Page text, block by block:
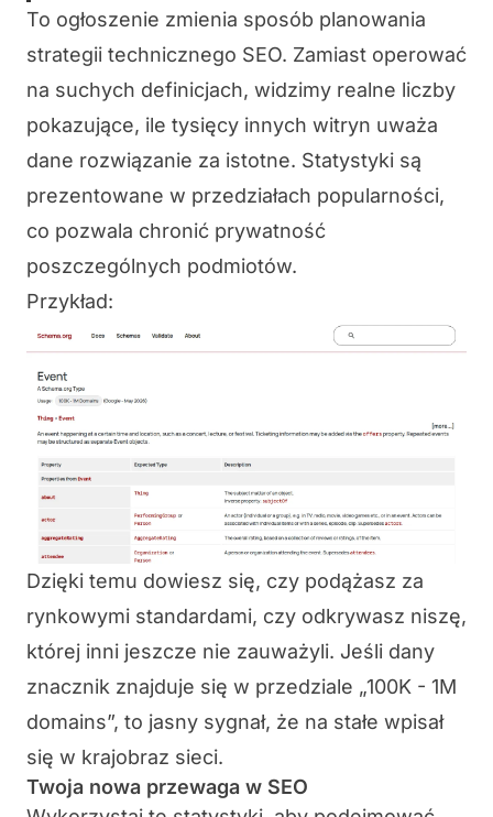
To ogłoszenie zmienia sposób planowania
strategii technicznego SEO. Zamiast operować
na suchych definicjach, widzimy realne liczby
pokazujące, ile tysięcy innych witryn uważa
dane rozwiązanie za istotne. Statystyki są
prezentowane w przedziałach popularności,
co pozwala chronić prywatność
poszczególnych podmiotów.
Przykład:
Dzięki temu dowiesz się, czy podążasz za
rynkowymi standardami, czy odkrywasz niszę,
której inni jeszcze nie zauważyli. Jeśli dany
znacznik znajduje się w przedziale „100K - 1M
domains”, to jasny sygnał, że na stałe wpisał
się w krajobraz sieci.
Twoja nowa przewaga w SEO